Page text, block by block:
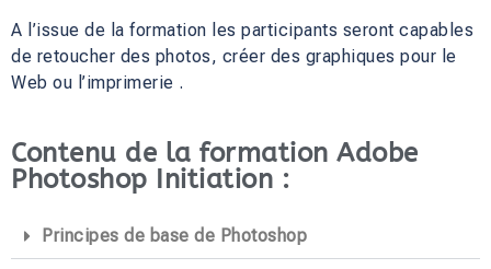
A l’issue de la formation les participants seront capables
de retoucher des photos, créer des graphiques pour le
Web ou l’imprimerie .
Contenu de la formation Adobe
Photoshop Initiation :
Principes de base de Photoshop